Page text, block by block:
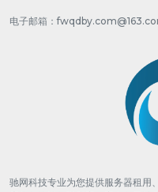
电子邮箱：
驰网科技专业为您提供服务器租用